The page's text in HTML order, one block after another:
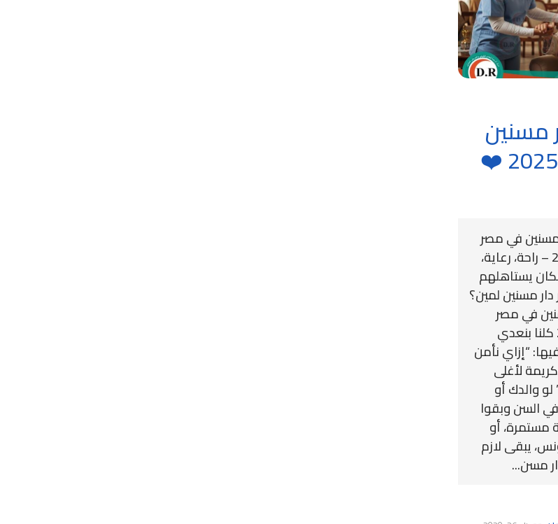
مسنين
في مصر 2025 ❤️
في مصر
2025 ❤️ 2026 – راحة، رعاية،
يستاهلهم
دار مسنين لمين؟
في مصر
2025 – 2026 كلنا بنعدي
“إزاي نأمن
لأغلى
لو والدك أو
السن وبقوا
مستمرة، أو
يبقى لازم
مسن...